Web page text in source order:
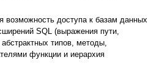
возможность доступа к базам данных
SQL (выражения пути,
типов, методы,
функции и иерархия